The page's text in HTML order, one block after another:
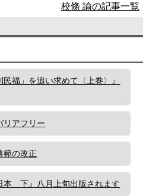
校條 諭の記事一覧
福」を追い求めて〈上巻〉』
リアフリー
範の改正
本 下』八月上旬出版されます